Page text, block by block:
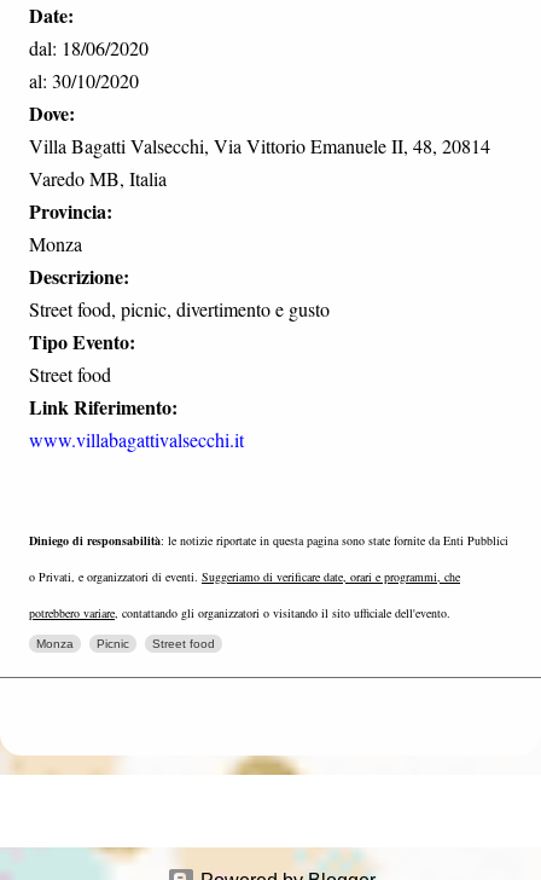
Date:
dal: 18/06/2020
al: 30/10/2020
Dove:
Villa Bagatti Valsecchi, Via Vittorio Emanuele II, 48, 20814
Varedo MB, Italia
Provincia:
Monza
Descrizione:
Street food, picnic, divertimento e gusto
Tipo Evento:
Street food
Link Riferimento:
www.villabagattivalsecchi.it
Diniego di responsabilità: le notizie riportate in questa pagina sono state fornite da Enti Pubblici
o Privati, e organizzatori di eventi. Suggeriamo di verificare date, orari e programmi, che
potrebbero variare, contattando gli organizzatori o visitando il sito ufficiale dell'evento.
Monza Picnic Street food